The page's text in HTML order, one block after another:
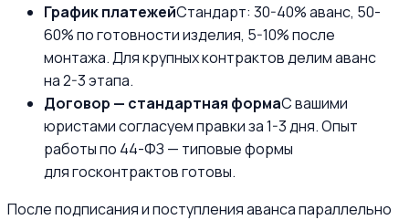
График платежейСтандарт: 30-40% аванс, 50-
60% по готовности изделия, 5-10% после
монтажа. Для крупных контрактов делим аванс
на 2-3 этапа.
Договор — стандартная формаС вашими
юристами согласуем правки за 1-3 дня. Опыт
работы по 44-ФЗ — типовые формы
для госконтрактов готовы.
После подписания и поступления аванса параллельно